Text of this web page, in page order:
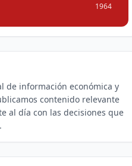
1964
de información económica y
contenido relevante
al día con las decisiones que